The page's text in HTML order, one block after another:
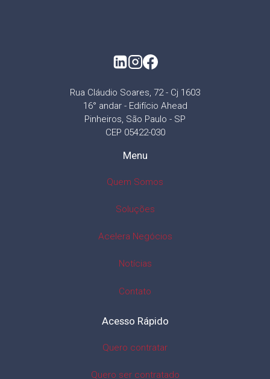
Rua Cláudio Soares, 72 - Cj 1603
16° andar - Edifício Ahead
Pinheiros, São Paulo - SP
CEP 05422-030
Menu
Quem Somos
Soluções
Acelera Negócios
Notícias
Contato
Acesso Rápido
Quero contratar
Quero ser contratado